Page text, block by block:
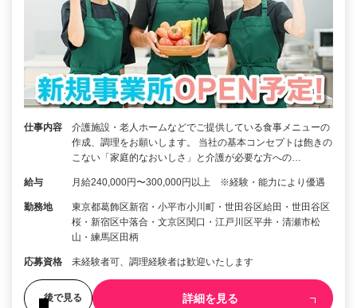
仕事内容
介護施設・老人ホームなどでご提供している食事メニューの
作成、調理をお願いします。 当社の基本コンセプトは飽きの
こない「家庭的なおいしさ」と介護が必要な方への…
給与 月給240,000円〜300,000円以上 ※経験・能力により優遇
勤務地
東京都葛飾区新宿・小平市小川町・世田谷区給田・世田谷区
桜・新宿区中落合・文京区関口・江戸川区平井・清瀬市松
山・練馬区田柄
応募資格 未経験者可、調理経験者は歓迎いたします
後で見る 詳細を見る